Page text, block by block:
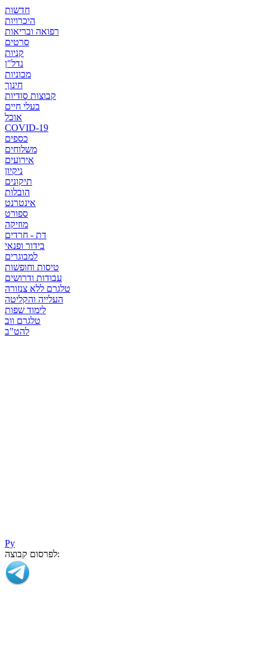
חדשות
היכרויות
רפואה ובריאות
סרטים
קניות
נדל"ן
מכוניות
חינוך
קבוצות סודיות
בעלי חיים
אוכל
COVID-19
כספים
משלוחים
אירועים
ניקיון
תיקונים
הובלות
אינטרנט
ספורט
מוזיקה
דת - חרדים
בידור ופנאי
למבוגרים
טיסות וחופשות
עבודות ודרושים
טלגרם ללא צנזורה
העלייה והקליטה
לימוד שפות
טלגרם ווב
להט"ב
Ру
לפרסום קבוצה: